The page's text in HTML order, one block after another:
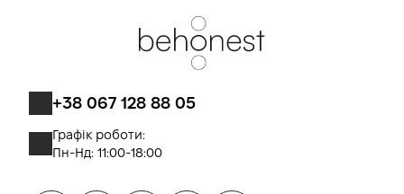
+38 067 128 88 05
Графік роботи:
Пн-Нд: 11:00-18:00